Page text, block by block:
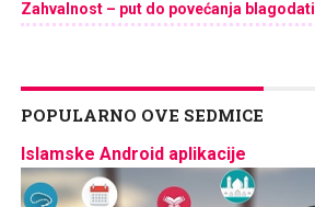
Zahvalnost – put do povećanja blagodati
POPULARNO OVE SEDMICE
Islamske Android aplikacije